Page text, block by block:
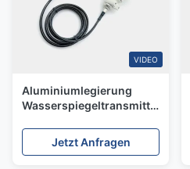
VIDEO
Aluminiumlegierung
Wasserspiegeltransmitter
Flüssigwasserbehälter
Sensor
Jetzt Anfragen